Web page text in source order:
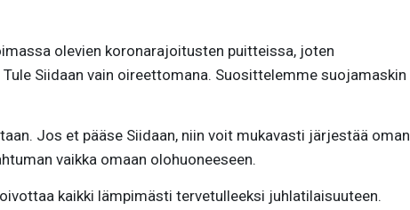
olevien koronarajoitusten puitteissa, joten
Siidaan vain oireettomana. Suosittelemme suojamaskin
Jos et pääse Siidaan, niin voit mukavasti järjestää oman
vaikka omaan olohuoneeseen.
kaikki lämpimästi tervetulleeksi juhlatilaisuuteen.